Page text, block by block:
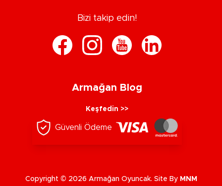
Bizi takip edin!
Armağan Blog
Keşfedin >>
Güvenli Ödeme
Copyright © 2026 Armağan Oyuncak. Site By MNM